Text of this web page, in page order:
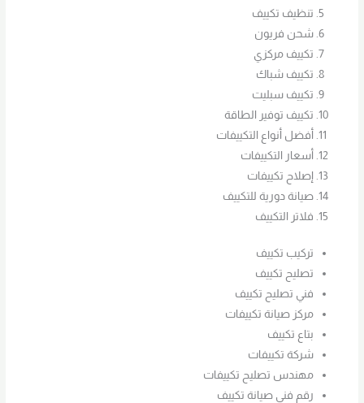
تنظيف تكييف
شحن فريون
تكييف مركزي
تكييف شباك
تكييف سبليت
تكييف توفير الطاقة
أفضل أنواع التكييفات
أسعار التكييفات
إصلاح تكييفات
صيانة دورية للتكييف
فلاتر التكييف
تركيب تكييف
تصليح تكييف
فني تصليح تكييف
مركز صيانة تكييفات
بتاع تكييف
شركة تكييفات
مهندس تصليح تكييفات
رقم فني صيانة تكييف